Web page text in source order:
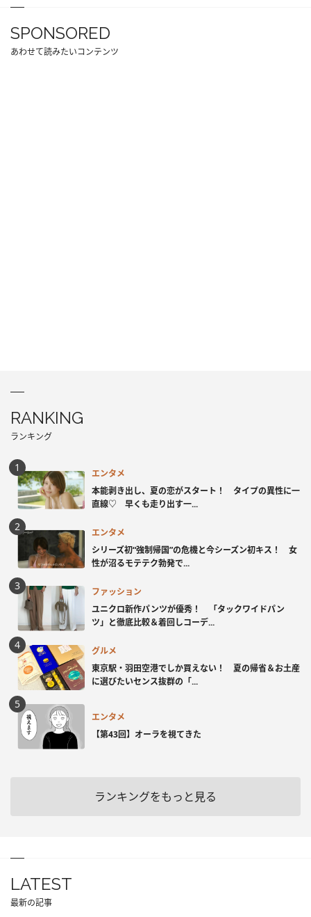
SPONSORED
あわせて読みたいコンテンツ
RANKING
ランキング
エンタメ
本能剥き出し、夏の恋がスタート！ タイプの異性に一
直線♡ 早くも走り出す一...
エンタメ
シリーズ初“強制帰国”の危機と今シーズン初キス！ 女
性が沼るモテテク勃発で...
ファッション
ユニクロ新作パンツが優秀！ 「タックワイドパン
ツ」と徹底比較＆着回しコーデ...
グルメ
東京駅・羽田空港でしか買えない！ 夏の帰省＆お土産
に選びたいセンス抜群の「...
エンタメ
【第43回】オーラを視てきた
ランキングをもっと見る
LATEST
最新の記事